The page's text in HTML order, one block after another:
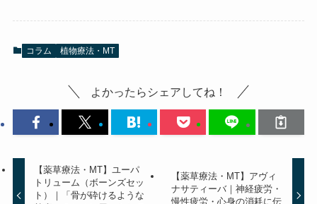
コラム 植物療法・MT
よかったらシェアしてね！
【薬草療法・MT】ユーパ
トリューム（ボーンズセッ
ト）｜「骨が砕けるような
【薬草療法・MT】アヴィ
ナサティーバ｜神経疲労・
慢性疲労・心身の消耗に伝